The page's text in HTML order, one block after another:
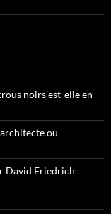
noirs est-elle en
ou
David Friedrich